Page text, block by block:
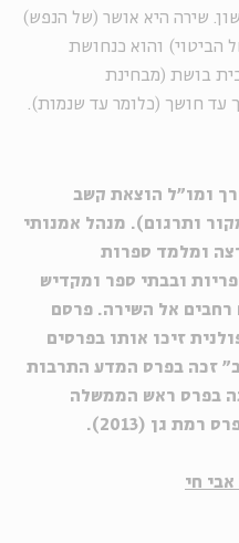
שירה היא אושר (של הנפש)
הביטוי) והוא כנחושת
בושת (מבחינת
עד חושך (כלומר עד שנמות).
ומו"ל הוצאת קשב
מנהל אמנותי
ומלמד ספרות
ובבתי ספר ומקדיש
רחבים אל השירה. פרסם
זיכו אותו בפרסים
זכה בפרס המדע התרבות
שירתו זכה בפרס ראש הממשלה
חי